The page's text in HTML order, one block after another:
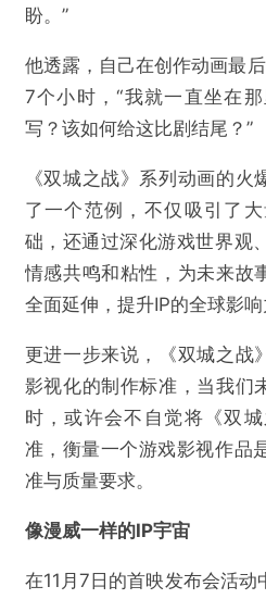
盼。”
他透露，自己在创作动画最
7个小时，“我就一直坐在
写？该如何给这比剧结尾？”
《双城之战》系列动画的
了一个范例，不仅吸引了
础，还通过深化游戏世界观
情感共鸣和粘性，为未来故
全面延伸，提升IP的全球影响
更进一步来说，《双城之战
影视化的制作标准，当我们
时，或许会不自觉将《双
准，衡量一个游戏影视作品
准与质量要求。
像漫威一样的IP宇宙
在11月7日的首映发布会活动